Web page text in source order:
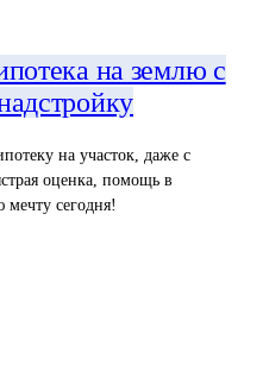
на землю с
на участок, даже с
оценка, помощь в
сегодня!